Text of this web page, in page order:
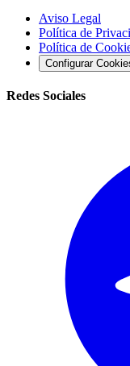
Aviso Legal
Política de
Política de
Configurar
Redes Sociales